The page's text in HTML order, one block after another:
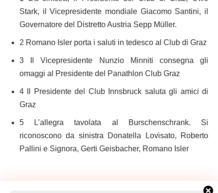
Stark, il Vicepresidente mondiale Giacomo Santini, il
Governatore del Distretto Austria Sepp Müller.
2 Romano Isler porta i saluti in tedesco al Club di Graz
3 Il Vicepresidente Nunzio Minniti consegna gli
omaggi al Presidente del Panathlon Club Graz
4 Il Presidente del Club Innsbruck saluta gli amici di
Graz
5 L’allegra tavolata al Burschenschrank. Si
riconoscono da sinistra Donatella Lovisato, Roberto
Pallini e Signora, Gerti Geisbacher, Romano Isler